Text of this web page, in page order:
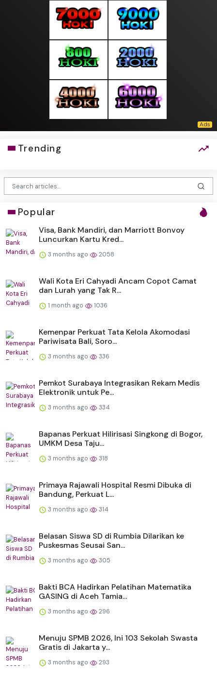
Trending
Popular
Visa, Bank Mandiri, dan Marriott Bonvoy
Luncurkan Kartu Kred...
3 months ago 2058
Wali Kota Eri Cahyadi Ancam Copot Camat
dan Lurah yang Tak R...
1 month ago 1036
Kemenpar Perkuat Tata Kelola Akomodasi
Pariwisata Bali, Soro...
3 months ago 336
Pemkot Surabaya Integrasikan Rekam Medis
Elektronik untuk Pe...
3 months ago 334
Bapanas Perkuat Hilirisasi Singkong di Bogor,
UMKM Desa Taju...
3 months ago 318
Primaya Rajawali Hospital Resmi Dibuka di
Bandung, Perkuat L...
3 months ago 314
Belasan Siswa SD di Rumbia Dilarikan ke
Puskesmas Seusai San...
3 months ago 305
Bakti BCA Hadirkan Pelatihan Matematika
GASING di Aceh Tamia...
3 months ago 296
Menuju SPMB 2026, Ini 103 Sekolah Swasta
Gratis di Jakarta y...
3 months ago 293